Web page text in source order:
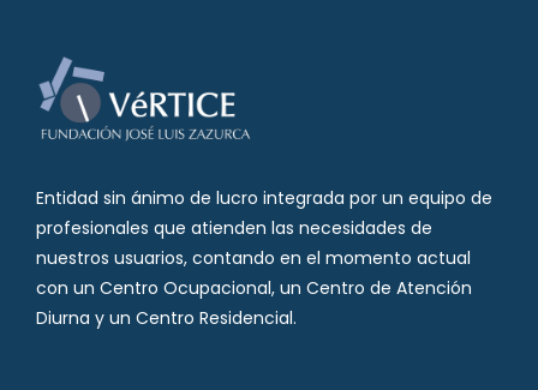
Entidad sin ánimo de lucro integrada por un equipo de
profesionales que atienden las necesidades de
nuestros usuarios, contando en el momento actual
con un Centro Ocupacional, un Centro de Atención
Diurna y un Centro Residencial.